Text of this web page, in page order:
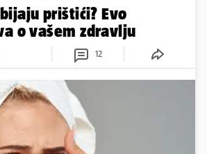
prištići? Evo
o vašem zdravlju
12